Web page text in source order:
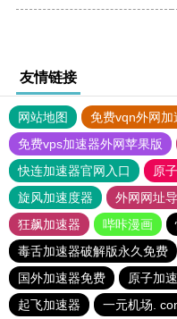
友情链接
网站地图 免费vqn外网加
免费vps加速器外网苹果版
快连加速器官网入口
原
旋风加速度器
外网网址
狂飙加速器
哔咔漫画
毒舌加速器破解版永久免费
国外加速器免费
原子加
起飞加速器
一元机场.